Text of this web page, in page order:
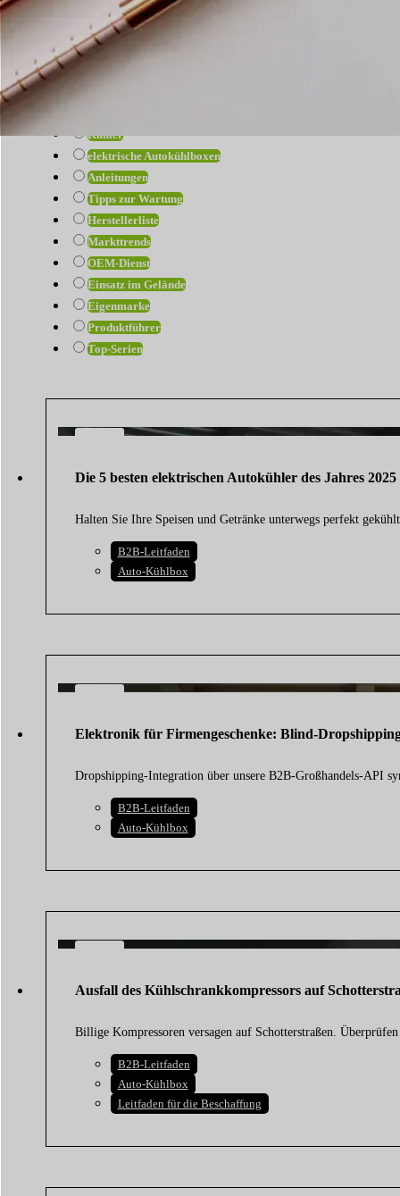
Alle anzeigen
Einkaufsführer
Auto-Kühlbox
Autokühlschrank
Kühler
elektrische Autokühlboxen
Anleitungen
Tipps zur Wartung
Herstellerliste
Markttrends
OEM-Dienst
Einsatz im Gelände
Eigenmarke
Produktführer
Top-Serien
2026
Die 5 besten elektrischen Autokühler des Jahres
Halten Sie Ihre Speisen und Getränke unterwegs perfekt
B2B-Leitfaden
Auto-Kühlbox
2026
Elektronik für Firmengeschenke: Blind-
Dropshipping-Integration über unsere B2B-Großhandels-API
B2B-Leitfaden
Auto-Kühlbox
2026
Ausfall des Kühlschrankkompressors auf
Billige Kompressoren versagen auf Schotterstraßen.
B2B-Leitfaden
Auto-Kühlbox
Leitfaden für die Beschaffung